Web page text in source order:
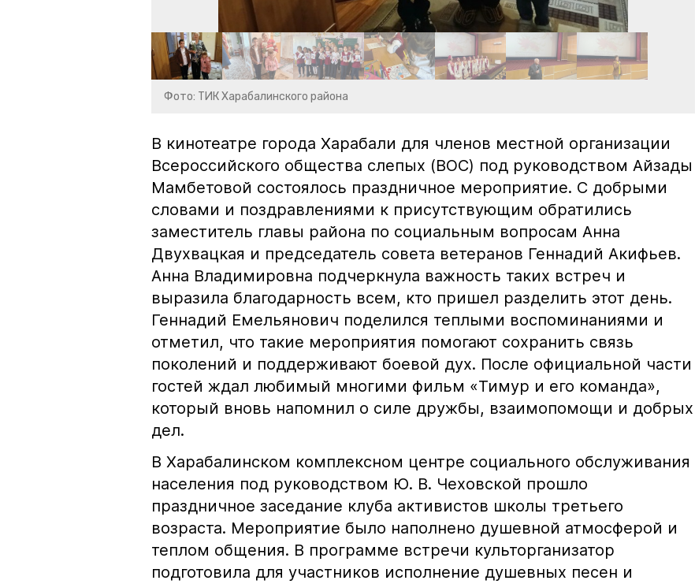
Фото: ТИК Харабалинского района
В кинотеатре города Харабали для членов местной организации
Всероссийского общества слепых (ВОС) под руководством Айзады
Мамбетовой состоялось праздничное мероприятие. С добрыми
словами и поздравлениями к присутствующим обратились
заместитель главы района по социальным вопросам Анна
Двухвацкая и председатель совета ветеранов Геннадий Акифьев.
Анна Владимировна подчеркнула важность таких встреч и
выразила благодарность всем, кто пришел разделить этот день.
Геннадий Емельянович поделился теплыми воспоминаниями и
отметил, что такие мероприятия помогают сохранить связь
поколений и поддерживают боевой дух. После официальной части
гостей ждал любимый многими фильм «Тимур и его команда»,
который вновь напомнил о силе дружбы, взаимопомощи и добрых
дел.
В Харабалинском комплексном центре социального обслуживания
населения под руководством Ю. В. Чеховской прошло
праздничное заседание клуба активистов школы третьего
возраста. Мероприятие было наполнено душевной атмосферой и
теплом общения. В программе встречи культорганизатор
подготовила для участников исполнение душевных песен и